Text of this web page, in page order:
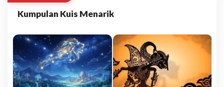
Kumpulan Kuis Menarik